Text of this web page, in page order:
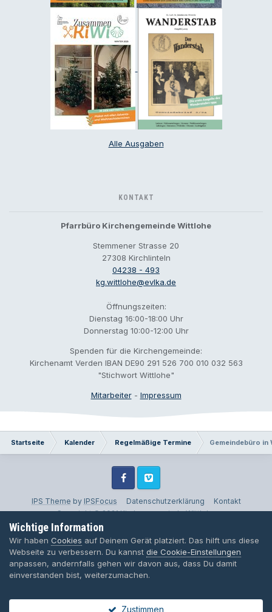
Alle Ausgaben
KONTAKT
Pfarrbüro Kirchengemeinde Wittlohe
Stemmener Strasse 20
27308 Kirchlinteln
04238 - 493
kg.wittlohe@evlka.de
Öffnungszeiten:
Dienstag 16:00-18:00 Uhr
Donnerstag 10:00-12:00 Uhr
Spenden für die Kirchengemeinde:
Kirchenamt Verden IBAN DE90 291 526 700 010 032 563
"Stichwort Wittlohe"
Mitarbeiter- Impressum
Startseite Kalender Regelmäßige Termine Gemeindebüro
IPS Theme by IPSFocus Datenschutzerklärung Kontakt
FacebookVimeo
Copyright © 2021 Kirchengemeinde Wittlohe
Powered by Invision Community
Wichtige Information
Wir haben Cookies auf Deinem Gerät platziert. Das hilft uns diese
Webseite zu verbessern. Du kannst die Cookie-Einstellungen
anpassen, andernfalls gehen wir davon aus, dass Du damit
einverstanden bist, weiterzumachen.
Zustimmen